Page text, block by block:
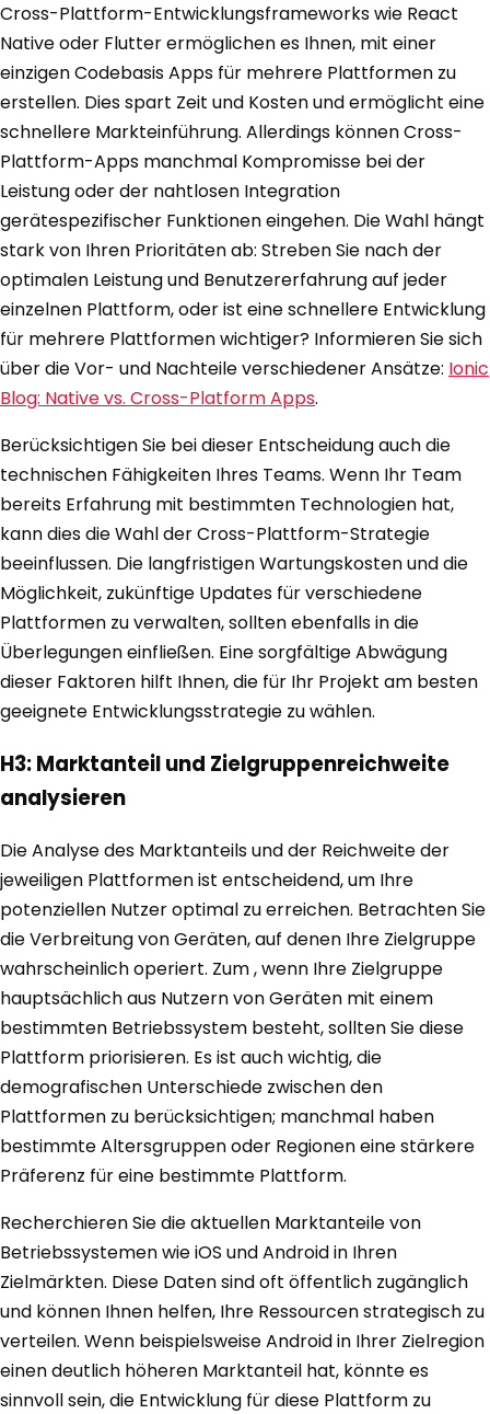
Cross-Plattform-Entwicklungsframeworks wie React
Native oder Flutter ermöglichen es Ihnen, mit einer
einzigen Codebasis Apps für mehrere Plattformen zu
erstellen. Dies spart Zeit und Kosten und ermöglicht eine
schnellere Markteinführung. Allerdings können Cross-
Plattform-Apps manchmal Kompromisse bei der
Leistung oder der nahtlosen Integration
gerätespezifischer Funktionen eingehen. Die Wahl hängt
stark von Ihren Prioritäten ab: Streben Sie nach der
optimalen Leistung und Benutzererfahrung auf jeder
einzelnen Plattform, oder ist eine schnellere Entwicklung
für mehrere Plattformen wichtiger? Informieren Sie sich
über die Vor- und Nachteile verschiedener Ansätze: Ionic
Blog: Native vs. Cross-Platform Apps.
Berücksichtigen Sie bei dieser Entscheidung auch die
technischen Fähigkeiten Ihres Teams. Wenn Ihr Team
bereits Erfahrung mit bestimmten Technologien hat,
kann dies die Wahl der Cross-Plattform-Strategie
beeinflussen. Die langfristigen Wartungskosten und die
Möglichkeit, zukünftige Updates für verschiedene
Plattformen zu verwalten, sollten ebenfalls in die
Überlegungen einfließen. Eine sorgfältige Abwägung
dieser Faktoren hilft Ihnen, die für Ihr Projekt am besten
geeignete Entwicklungsstrategie zu wählen.
H3: Marktanteil und Zielgruppenreichweite
analysieren
Die Analyse des Marktanteils und der Reichweite der
jeweiligen Plattformen ist entscheidend, um Ihre
potenziellen Nutzer optimal zu erreichen. Betrachten Sie
die Verbreitung von Geräten, auf denen Ihre Zielgruppe
wahrscheinlich operiert. Zum , wenn Ihre Zielgruppe
hauptsächlich aus Nutzern von Geräten mit einem
bestimmten Betriebssystem besteht, sollten Sie diese
Plattform priorisieren. Es ist auch wichtig, die
demografischen Unterschiede zwischen den
Plattformen zu berücksichtigen; manchmal haben
bestimmte Altersgruppen oder Regionen eine stärkere
Präferenz für eine bestimmte Plattform.
Recherchieren Sie die aktuellen Marktanteile von
Betriebssystemen wie iOS und Android in Ihren
Zielmärkten. Diese Daten sind oft öffentlich zugänglich
und können Ihnen helfen, Ihre Ressourcen strategisch zu
verteilen. Wenn beispielsweise Android in Ihrer Zielregion
einen deutlich höheren Marktanteil hat, könnte es
sinnvoll sein, die Entwicklung für diese Plattform zu